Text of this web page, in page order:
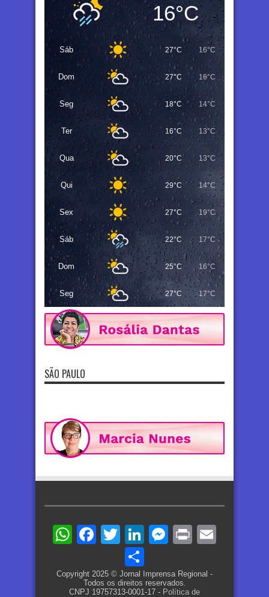
16°C
Sáb 27°C 16°C
Dom 27°C 16°C
Seg 18°C 14°C
Ter 16°C 13°C
Qua 20°C 13°C
Qui 29°C 14°C
Sex 27°C 19°C
Sáb 22°C 17°C
Dom 25°C 16°C
Seg 27°C 17°C
SÃO PAULO
WhatsApp
Facebook
TwitterLinkedIn
Messenger
Print
Copyright 2025 © Jornal Imprensa Regional -
Todos os direitos reservados.
CNPJ 19757313-0001-17 - Política de